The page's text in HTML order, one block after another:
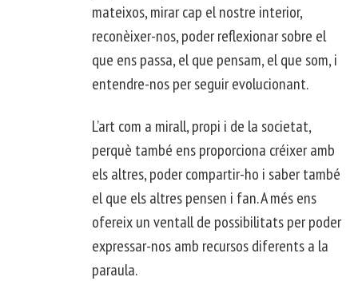
mateixos, mirar cap el nostre interior,
reconèixer-nos, poder reflexionar sobre el
que ens passa, el que pensam, el que som, i
entendre-nos per seguir evolucionant.
L’art com a mirall, propi i de la societat,
perquè també ens proporciona créixer amb
els altres, poder compartir-ho i saber també
el que els altres pensen i fan. A més ens
ofereix un ventall de possibilitats per poder
expressar-nos amb recursos diferents a la
paraula.